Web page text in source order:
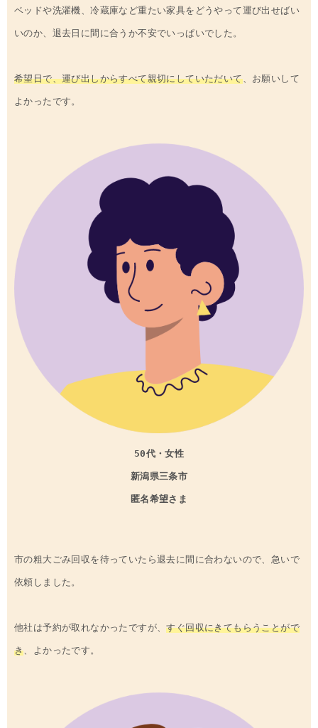
ベッドや洗濯機、冷蔵庫など重たい家具をどうやって運び出せばい
いのか、退去日に間に合うか不安でいっぱいでした。
希望日で、運び出しからすべて親切にしていただいて、お願いして
よかったです。
50代・女性
新潟県三条市
匿名希望さま
市の粗大ごみ回収を待っていたら退去に間に合わないので、急いで
依頼しました。
他社は予約が取れなかったですが、すぐ回収にきてもらうことがで
き、よかったです。